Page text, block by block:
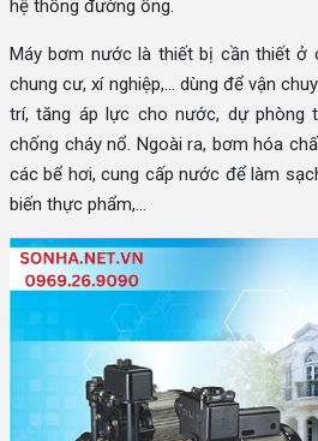
hệ thống đường ống.
Máy bơm nước là thiết bị cần thiết ở
chung cư, xí nghiệp,... dùng để vận
trí, tăng áp lực cho nước, dự phòng
chống cháy nổ. Ngoài ra, bơm hóa
các bể hơi, cung cấp nước để làm
biến thực phẩm,...